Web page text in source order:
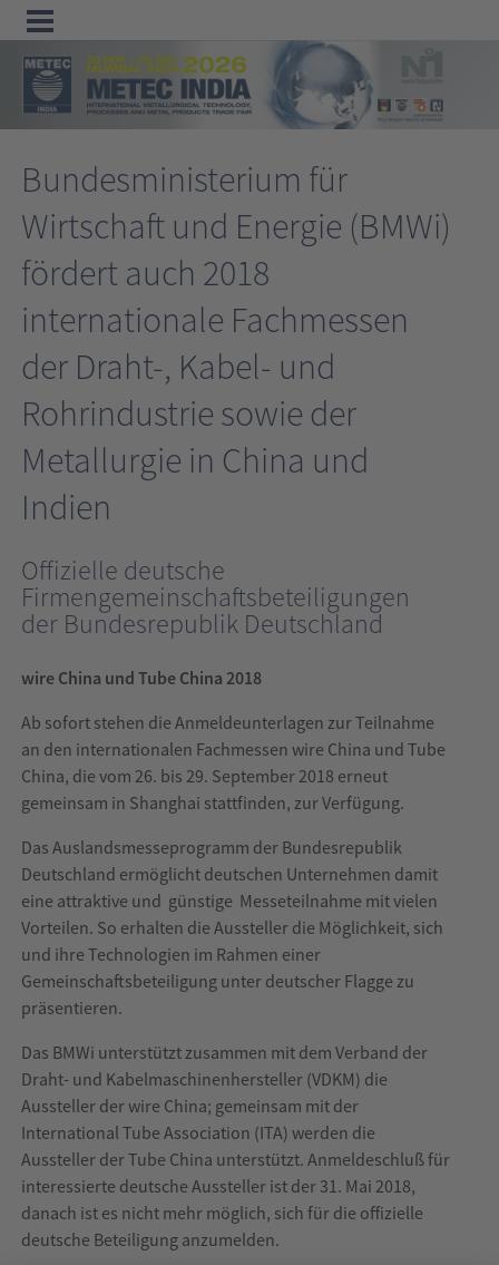
Exhibit
Visit
Program
&
Press
Contact &
Information
Tube
wire
India
Bundesministerium für
Wirtschaft und Energie (BMWi)
fördert auch 2018
internationale Fachmessen
der Draht-, Kabel- und
Rohrindustrie sowie der
Metallurgie in China und
Indien
Offizielle deutsche
Firmengemeinschaftsbeteiligungen
der Bundesrepublik Deutschland
wire China und Tube China 2018
Ab sofort stehen die Anmeldeunterlagen zur Teilnahme
an den internationalen Fachmessen wire China und Tube
China, die vom 26. bis 29. September 2018 erneut
gemeinsam in Shanghai stattfinden, zur Verfügung.
Das Auslandsmesseprogramm der Bundesrepublik
Deutschland ermöglicht deutschen Unternehmen damit
eine attraktive und günstige Messeteilnahme mit vielen
Vorteilen. So erhalten die Aussteller die Möglichkeit, sich
und ihre Technologien im Rahmen einer
Gemeinschaftsbeteiligung unter deutscher Flagge zu
präsentieren.
Das BMWi unterstützt zusammen mit dem Verband der
Draht- und Kabelmaschinenhersteller (VDKM) die
Aussteller der wire China; gemeinsam mit der
International Tube Association (ITA) werden die
Aussteller der Tube China unterstützt. Anmeldeschluß für
interessierte deutsche Aussteller ist der 31. Mai 2018,
danach ist es nicht mehr möglich, sich für die offizielle
deutsche Beteiligung anzumelden.